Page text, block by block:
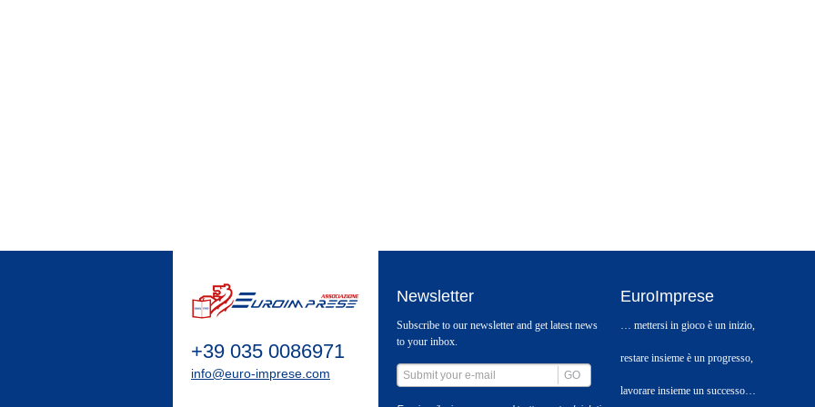
+39 035 0086971
info@euro-imprese.com
Newsletter
Subscribe to our newsletter and get latest news
to your inbox.
GO
EuroImprese
… mettersi in gioco è un inizio,
restare insieme è un progresso,
lavorare insieme un successo…